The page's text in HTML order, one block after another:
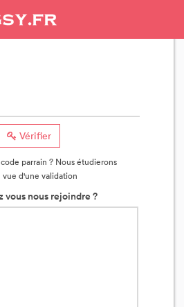
Vérifier
parrain ? Nous étudierons
d'une validation
vous nous rejoindre ?